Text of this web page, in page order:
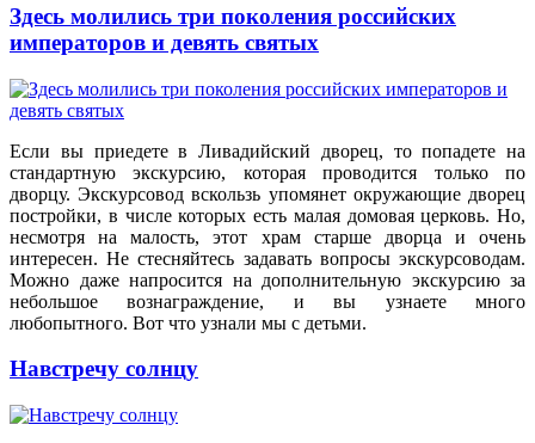
Здесь молились три поколения российских
императоров и девять святых
Если вы приедете в Ливадийский дворец, то попадете на
стандартную экскурсию, которая проводится только по
дворцу. Экскурсовод вскользь упомянет окружающие дворец
постройки, в числе которых есть малая домовая церковь. Но,
несмотря на малость, этот храм старше дворца и очень
интересен. Не стесняйтесь задавать вопросы экскурсоводам.
Можно даже напросится на дополнительную экскурсию за
небольшое вознаграждение, и вы узнаете много
любопытного. Вот что узнали мы с детьми.
Навстречу солнцу